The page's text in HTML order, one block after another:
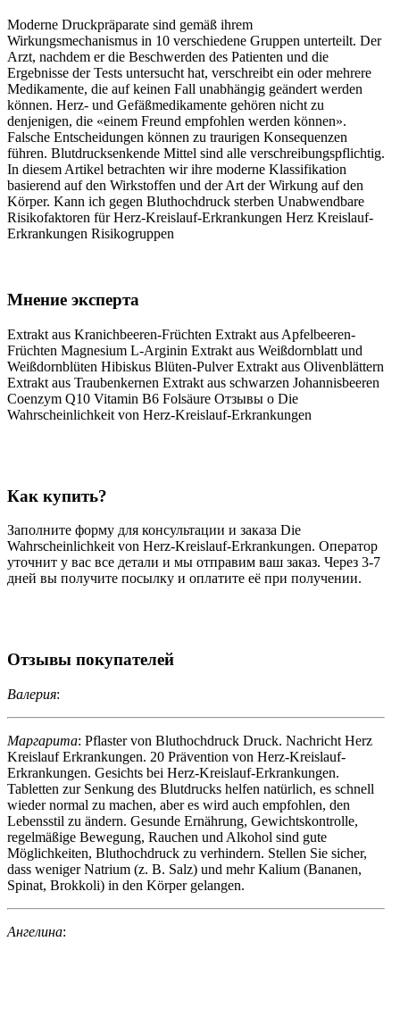
Moderne Druckpräparate sind gemäß ihrem
Wirkungsmechanismus in 10 verschiedene Gruppen unterteilt. Der
Arzt, nachdem er die Beschwerden des Patienten und die
Ergebnisse der Tests untersucht hat, verschreibt ein oder mehrere
Medikamente, die auf keinen Fall unabhängig geändert werden
können. Herz- und Gefäßmedikamente gehören nicht zu
denjenigen, die «einem Freund empfohlen werden können».
Falsche Entscheidungen können zu traurigen Konsequenzen
führen. Blutdrucksenkende Mittel sind alle verschreibungspflichtig.
In diesem Artikel betrachten wir ihre moderne Klassifikation
basierend auf den Wirkstoffen und der Art der Wirkung auf den
Körper. Kann ich gegen Bluthochdruck sterben Unabwendbare
Risikofaktoren für Herz-Kreislauf-Erkrankungen Herz Kreislauf-
Erkrankungen Risikogruppen
Мнение эксперта
Extrakt aus Kranichbeeren-Früchten Extrakt aus Apfelbeeren-
Früchten Magnesium L-Arginin Extrakt aus Weißdornblatt und
Weißdornblüten Hibiskus Blüten-Pulver Extrakt aus Olivenblättern
Extrakt aus Traubenkernen Extrakt aus schwarzen Johannisbeeren
Coenzym Q10 Vitamin B6 Folsäure Отзывы о Die
Wahrscheinlichkeit von Herz-Kreislauf-Erkrankungen
Как купить?
Заполните форму для консультации и заказа Die
Wahrscheinlichkeit von Herz-Kreislauf-Erkrankungen. Оператор
уточнит у вас все детали и мы отправим ваш заказ. Через 3-7
дней вы получите посылку и оплатите её при получении.
Отзывы покупателей
Валерия:
Маргарита: Pflaster von Bluthochdruck Druck. Nachricht Herz
Kreislauf Erkrankungen. 20 Prävention von Herz-Kreislauf-
Erkrankungen. Gesichts bei Herz-Kreislauf-Erkrankungen.
Tabletten zur Senkung des Blutdrucks helfen natürlich, es schnell
wieder normal zu machen, aber es wird auch empfohlen, den
Lebensstil zu ändern. Gesunde Ernährung, Gewichtskontrolle,
regelmäßige Bewegung, Rauchen und Alkohol sind gute
Möglichkeiten, Bluthochdruck zu verhindern. Stellen Sie sicher,
dass weniger Natrium (z. B. Salz) und mehr Kalium (Bananen,
Spinat, Brokkoli) in den Körper gelangen.
Ангелина: